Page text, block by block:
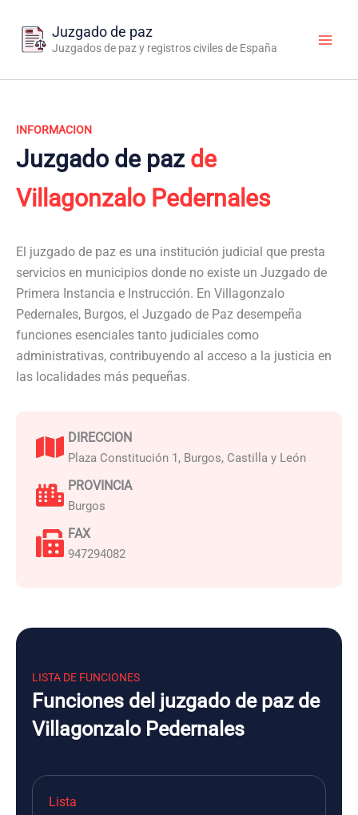
contenido
Juzgado de paz
Juzgados de paz y registros civiles de España
INFORMACION
Juzgado de paz de
Villagonzalo Pedernales
El juzgado de paz es una institución judicial que presta
servicios en municipios donde no existe un Juzgado de
Primera Instancia e Instrucción. En Villagonzalo
Pedernales, Burgos, el Juzgado de Paz desempeña
funciones esenciales tanto judiciales como
administrativas, contribuyendo al acceso a la justicia en
las localidades más pequeñas.
DIRECCION
Plaza Constitución 1, Burgos, Castilla y León
PROVINCIA
Burgos
FAX
947294082
LISTA DE FUNCIONES
Funciones del juzgado de paz de
Villagonzalo Pedernales
Lista